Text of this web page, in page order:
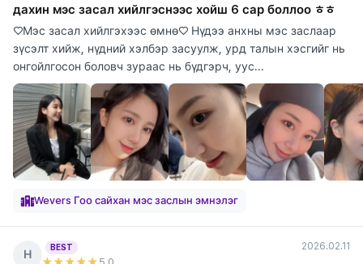
дахин мэс засал хийлгэснээс хойш 6 сар боллоо ㅎㅎ
♡Мэс засал хийлгэхээс өмнө♡ Нүдээ анхны мэс заслаар
зүсэлт хийж, нүдний хэлбэр засуулж, урд талын хэсгийг нь
онгойлгосон боловч зураас нь бүдгэрч, уус...
Wevers Гоо сайхан мэс заслын эмнэлэг
Н
BEST 2026.02.11